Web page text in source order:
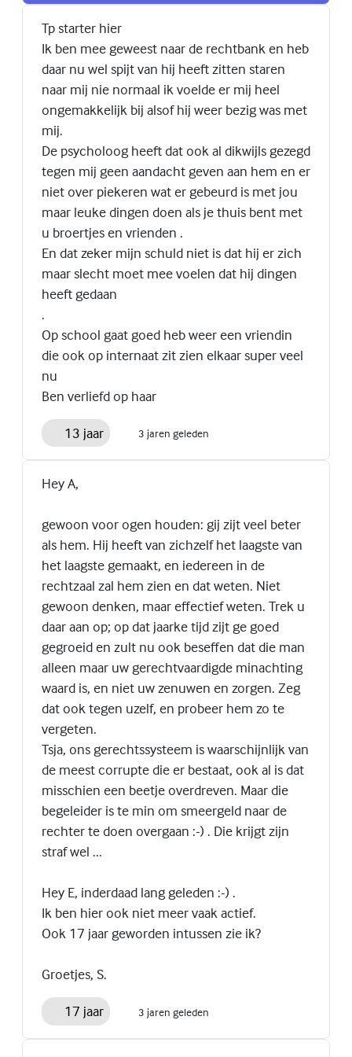
Tp starter hier
Ik ben mee geweest naar de rechtbank en heb
daar nu wel spijt van hij heeft zitten staren
naar mij nie normaal ik voelde er mij heel
ongemakkelijk bij alsof hij weer bezig was met
mij.
De psycholoog heeft dat ook al dikwijls gezegd
tegen mij geen aandacht geven aan hem en er
niet over piekeren wat er gebeurd is met jou
maar leuke dingen doen als je thuis bent met
u broertjes en vrienden .
En dat zeker mijn schuld niet is dat hij er zich
maar slecht moet mee voelen dat hij dingen
heeft gedaan
.
Op school gaat goed heb weer een vriendin
die ook op internaat zit zien elkaar super veel
nu
Ben verliefd op haar
13 jaar 3 jaren geleden
Hey A,
gewoon voor ogen houden: gij zijt veel beter
als hem. Hij heeft van zichzelf het laagste van
het laagste gemaakt, en iedereen in de
rechtzaal zal hem zien en dat weten. Niet
gewoon denken, maar effectief weten. Trek u
daar aan op; op dat jaarke tijd zijt ge goed
gegroeid en zult nu ook beseffen dat die man
alleen maar uw gerechtvaardigde minachting
waard is, en niet uw zenuwen en zorgen. Zeg
dat ook tegen uzelf, en probeer hem zo te
vergeten.
Tsja, ons gerechtssysteem is waarschijnlijk van
de meest corrupte die er bestaat, ook al is dat
misschien een beetje overdreven. Maar die
begeleider is te min om smeergeld naar de
rechter te doen overgaan :-) . Die krijgt zijn
straf wel ...
Hey E, inderdaad lang geleden :-) .
Ik ben hier ook niet meer vaak actief.
Ook 17 jaar geworden intussen zie ik?
Groetjes, S.
17 jaar 3 jaren geleden